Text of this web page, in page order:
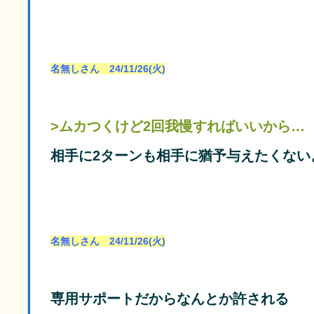
名無しさん 24/11/26(火)
>ムカつくけど2回我慢すればいいから…
相手に2ターンも相手に猶予与えたくない
名無しさん 24/11/26(火)
専用サポートだからなんとか許される